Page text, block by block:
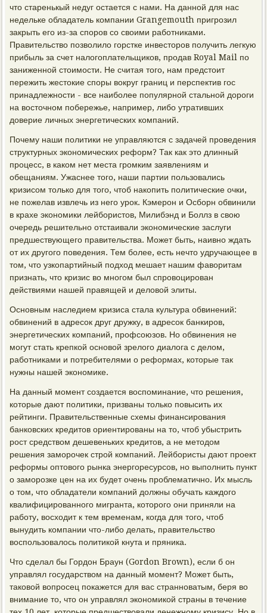
что старенькый недуг остается с нами. На данной для нас
недельке обладатель компании Grangemouth пригрозил
закрыть его из-за споров со своими работниками.
Правительство позволило горстке инвесторов получить легкую
прибыль за счет налогоплательщиков, продав Royal Mail по
заниженной стоимости. Не считая того, нам предстоит
пережить жестокие споры вокруг границ и перспектив гос
принадлежности - все наиболее популярной стальной дороги
на восточном побережье, например, либо утративших
доверие личных энергетических компаний.
Почему наши политики не управляются с задачей проведения
структурных экономических реформ? Так как это длинный
процесс, в каком нет места громким заявлениям и
обещаниям. Ужаснее того, наши партии пользовались
кризисом только для того, чтоб накопить политические очки,
не пожелав извлечь из него урок. Кэмерон и Осборн обвинили
в крахе экономики лейбористов, Милибэнд и Боллз в свою
очередь решительно отстаивали экономические заслуги
предшествующего правительства. Может быть, наивно ждать
от их другого поведения. Тем более, есть нечто удручающее в
том, что узкопартийный подход мешает нашим фаворитам
признать, что кризис во многом был спровоцирован
действиями нашей правящей и деловой элиты.
Основным наследием кризиса стала культура обвинений:
обвинений в адресок друг дружку, в адресок банкиров,
энергетических компаний, профсоюзов. Но обвинения не
могут стать крепкой основой зрелого диалога с делом,
работниками и потребителями о реформах, которые так
нужны нашей экономике.
На данный момент создается воспоминание, что решения,
которые дают политики, призваны только повысить их
рейтинги. Правительственные схемы финансирования
банковских кредитов ориентированы на то, чтоб убыстрить
рост средством дешевеньких кредитов, а не методом
решения заморочек строй компаний. Лейбористы дают проект
реформы оптового рынка энергоресурсов, но выполнить пункт
о заморозке цен на их будет очень проблематично. Их мысль
о том, что обладатели компаний должны обучать каждого
квалифицированного мигранта, которого они приняли на
работу, восходит к тем временам, когда для того, чтоб
вынудить компании что-либо делать, правительство
воспользовалось политикой кнута и пряника.
Что сделал бы Гордон Браун (Gordon Brown), если б он
управлял государством на данный момент? Может быть,
таковой вопросец покажется для вас странноватым, беря во
внимание то, что он управлял экономикой страны в течение